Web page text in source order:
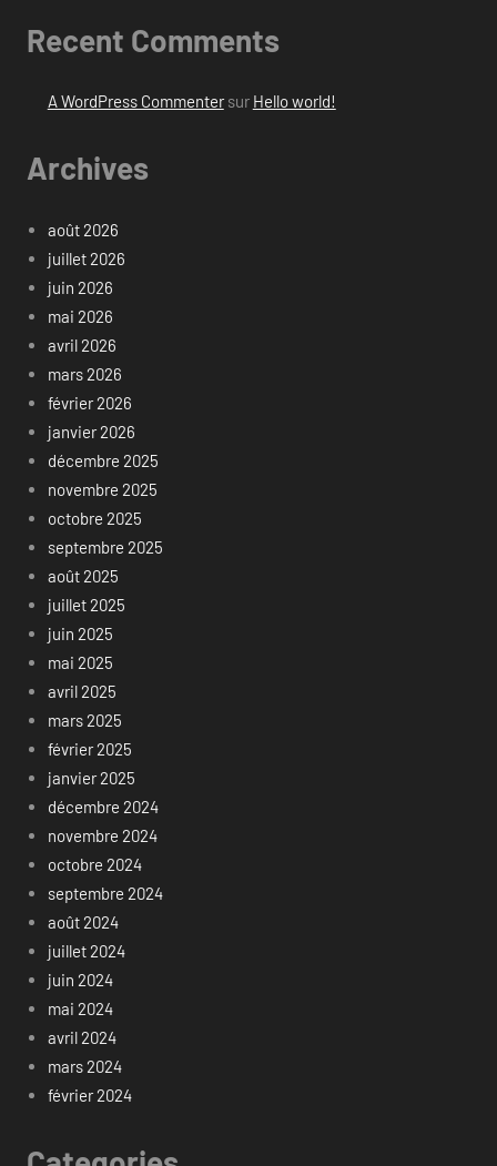
Recent Comments
A WordPress Commentersur Hello world!
Archives
août 2026
juillet 2026
juin 2026
mai 2026
avril 2026
mars 2026
février 2026
janvier 2026
décembre 2025
novembre 2025
octobre 2025
septembre 2025
août 2025
juillet 2025
juin 2025
mai 2025
avril 2025
mars 2025
février 2025
janvier 2025
décembre 2024
novembre 2024
octobre 2024
septembre 2024
août 2024
juillet 2024
juin 2024
mai 2024
avril 2024
mars 2024
février 2024